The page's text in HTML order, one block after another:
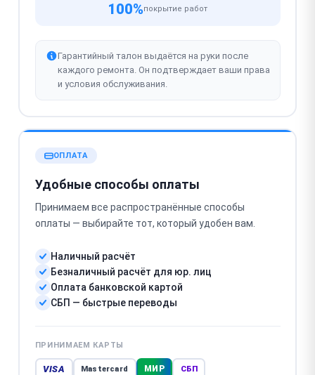
100%покрытие работ
Гарантийный талон выдаётся на руки после
каждого ремонта. Он подтверждает ваши права
и условия обслуживания.
ОПЛАТА
Удобные способы оплаты
Принимаем все распространённые способы
оплаты — выбирайте тот, который удобен вам.
Наличный расчёт
Безналичный расчёт для юр. лиц
Оплата банковской картой
СБП — быстрые переводы
ПРИНИМАЕМ КАРТЫ
VISA Mastercard МИР СБП